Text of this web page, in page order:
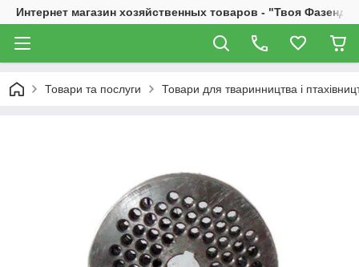
Интернет магазин хозяйственных товаров - "Твоя
Товари та послуги Товари для тваринництва і